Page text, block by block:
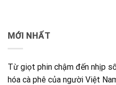
MỚI NHẤT
Từ giọt phin chậm đến nhịp
hóa cà phê của người Việt